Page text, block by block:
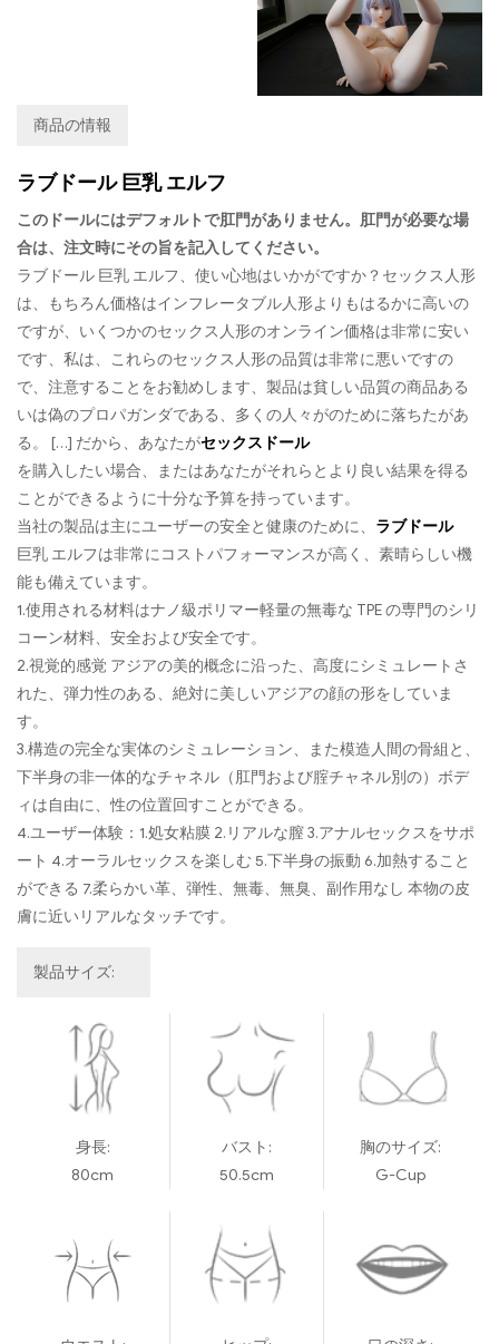
商品の情報
ラブドール 巨乳 エルフ
このドールにはデフォルトで肛門がありません。肛門が必要な場
合は、注文時にその旨を記入してください。
ラブドール 巨乳 エルフ、使い心地はいかがですか？セックス人形
は、もちろん価格はインフレータブル人形よりもはるかに高いの
ですが、いくつかのセックス人形のオンライン価格は非常に安い
です、私は、これらのセックス人形の品質は非常に悪いですの
で、注意することをお勧めします、製品は貧しい品質の商品ある
いは偽のプロパガンダである、多くの人々がのために落ちたがあ
る。 […] だから、あなたがセックスドール
を購入したい場合、またはあなたがそれらとより良い結果を得る
ことができるように十分な予算を持っています。
当社の製品は主にユーザーの安全と健康のために、 ラブドール
巨乳 エルフは非常にコストパフォーマンスが高く、素晴らしい機
能も備えています。
1.使用される材料はナノ級ポリマー軽量の無毒な TPE の専門のシリ
コーン材料、安全および安全です。
2.視覚的感覚 アジアの美的概念に沿った、高度にシミュレートさ
れた、弾力性のある、絶対に美しいアジアの顔の形をしていま
す。
3.構造の完全な実体のシミュレーション、また模造人間の骨組と、
下半身の非一体的なチャネル（肛門および腟チャネル別の）ボデ
ィは自由に、性の位置回すことができる。
4.ユーザー体験：1.処女粘膜 2.リアルな膣 3.アナルセックスをサポ
ート 4.オーラルセックスを楽しむ 5.下半身の振動 6.加熱すること
ができる 7.柔らかい革、弾性、無毒、無臭、副作用なし 本物の皮
膚に近いリアルなタッチです。
製品サイズ:
身長:
80cm
バスト:
50.5cm
胸のサイズ:
G-Cup